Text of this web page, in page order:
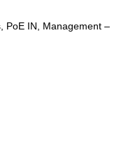
PoE IN, Management –